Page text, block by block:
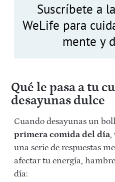
Suscríbete a
WeLife para
mente y
Qué le pasa a tu
desayunas dulce
Cuando desayunas un
primera comida del día,
una serie de respuestas
afectar tu energía,
día: